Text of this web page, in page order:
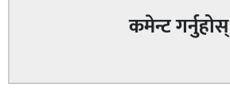
कमेन्ट गर्नुहोस्